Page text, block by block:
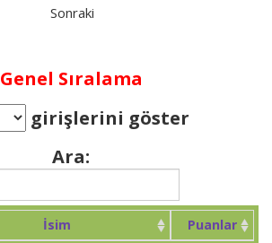
Sonraki
Genel Sıralama
girişlerini göster
Ara:
İsim Puanlar